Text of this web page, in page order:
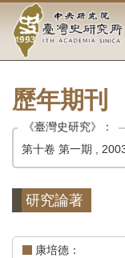
要
中
央
研
究
院-
臺
灣
史
歷年期刊
《臺灣史研究》：
第十卷 第一期 ,
研究論著
康培德：